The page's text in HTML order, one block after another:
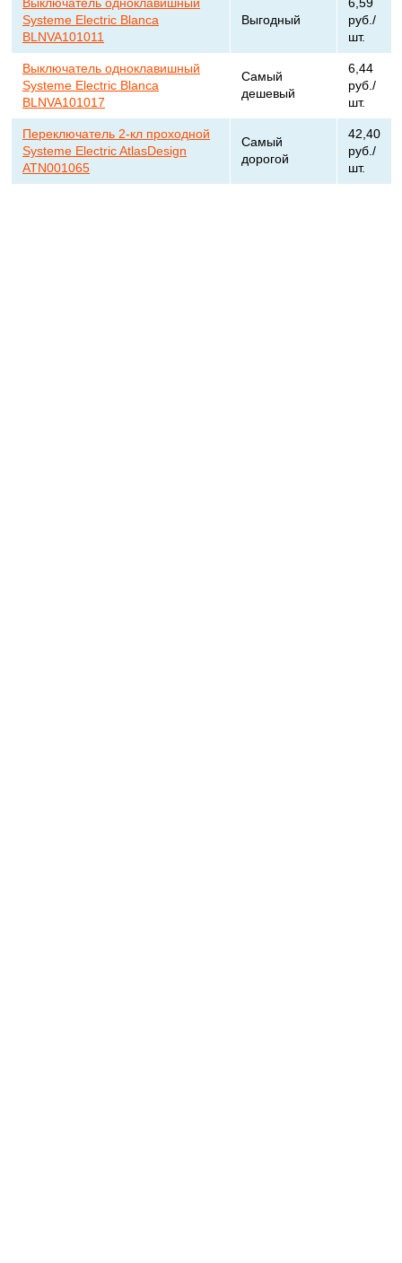
Systeme Electric Blanca
BLNVA101011
Выгодный
руб./
шт.
Выключатель одноклавишный
Systeme Electric Blanca
BLNVA101017
Самый
дешевый
6,44
руб./
шт.
Переключатель 2-кл проходной
Systeme Electric AtlasDesign
ATN001065
Самый
дорогой
42,40
руб./
шт.